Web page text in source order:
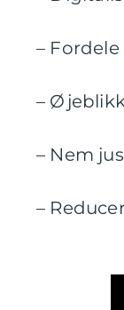
–
–
– Nem
–